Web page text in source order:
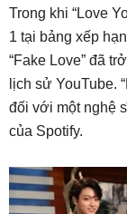
Trong khi “Love
1 tại bảng xếp
“Fake Love” đã
lịch sử YouTube.
đối với một nghệ
của Spotify.